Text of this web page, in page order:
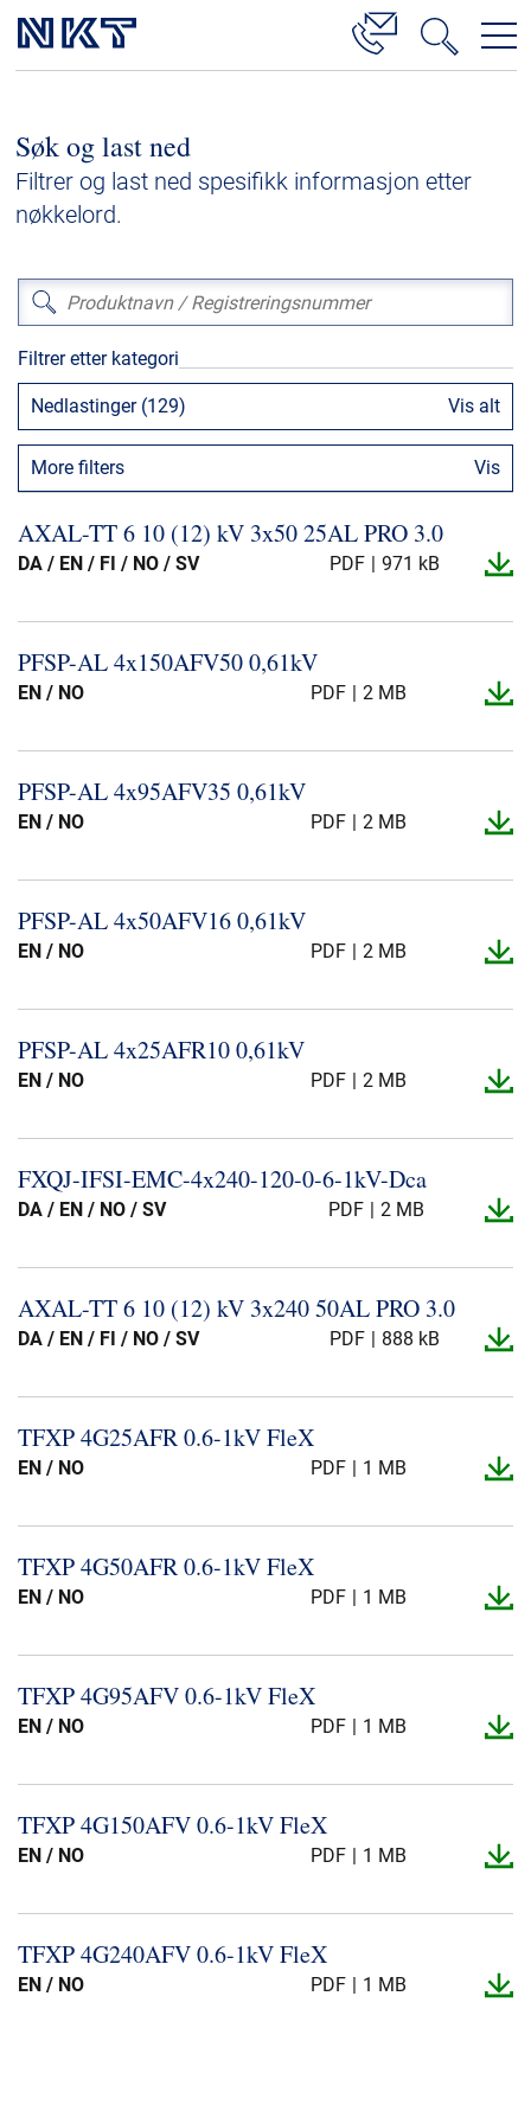
Høyspenningskabelløsninger
Kabelservice
Lavspenning
Høyspenningskabeltilbehør
Mellomspenningskabeltilbehør
Referanser
Nedlastinger
Presse og arrangementer
NKT ved første øyekast
Bærekraft
Søk og last ned
Filtrer og last ned spesifikk informasjon etter
nøkkelord.
Filtrer etter kategori
Nedlastinger (129) Vis alt
More filters Vis
AXAL-​TT 6 10 (12) kV 3x50 25AL PRO 3.​0
DA / EN / FI / NO / SV PDF 971 kB
PFSP-​AL 4x150AFV50 0,61kV
EN / NO PDF 2 MB
PFSP-​AL 4x95AFV35 0,61kV
EN / NO PDF 2 MB
PFSP-​AL 4x50AFV16 0,61kV
EN / NO PDF 2 MB
PFSP-​AL 4x25AFR10 0,61kV
EN / NO PDF 2 MB
FXQJ-​IFSI-​EMC-​4x240-​120-​0-​6-​1kV-​Dca
DA / EN / NO / SV PDF 2 MB
AXAL-​TT 6 10 (12) kV 3x240 50AL PRO 3.​0
DA / EN / FI / NO / SV PDF 888 kB
TFXP 4G25AFR 0.​6-​1kV FleX
EN / NO PDF 1 MB
TFXP 4G50AFR 0.​6-​1kV FleX
EN / NO PDF 1 MB
TFXP 4G95AFV 0.​6-​1kV FleX
EN / NO PDF 1 MB
TFXP 4G150AFV 0.​6-​1kV FleX
EN / NO PDF 1 MB
TFXP 4G240AFV 0.​6-​1kV FleX
EN / NO PDF 1 MB